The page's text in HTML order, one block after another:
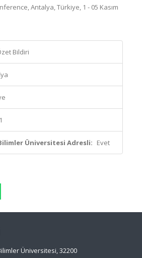
Antalya, Türkiye, 1 - 05 Kasım
Bildiri
Üniversitesi Adresli: Evet
Üniversitesi, 32200